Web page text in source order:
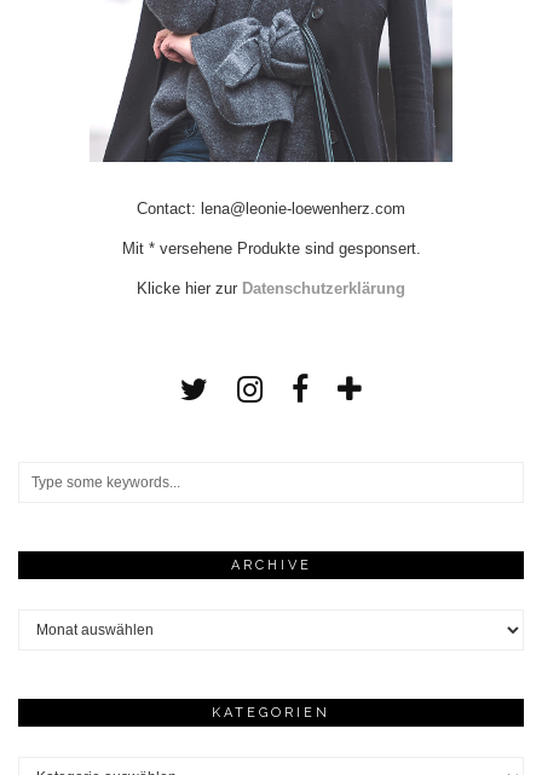
Contact: lena@leonie-loewenherz.com
Mit * versehene Produkte sind gesponsert.
Klicke hier zur Datenschutzerklärung
ARCHIVE
KATEGORIEN